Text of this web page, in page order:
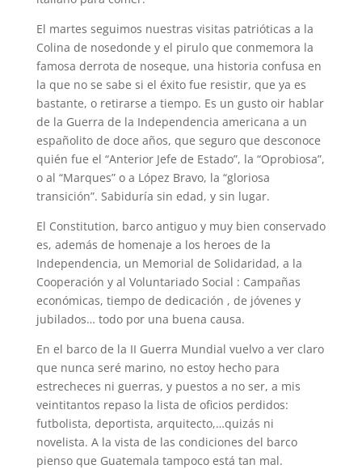
El martes seguimos nuestras visitas patrióticas a la
Colina de nosedonde y el pirulo que conmemora la
famosa derrota de noseque, una historia confusa en
la que no se sabe si el éxito fue resistir, que ya es
bastante, o retirarse a tiempo. Es un gusto oir hablar
de la Guerra de la Independencia americana a un
españolito de doce años, que seguro que desconoce
quién fue el “Anterior Jefe de Estado”, la “Oprobiosa”,
o al “Marques” o a López Bravo, la “gloriosa
transición”. Sabiduría sin edad, y sin lugar.
El Constitution, barco antiguo y muy bien conservado
es, además de homenaje a los heroes de la
Independencia, un Memorial de Solidaridad, a la
Cooperación y al Voluntariado Social : Campañas
económicas, tiempo de dedicación , de jóvenes y
jubilados… todo por una buena causa.
En el barco de la II Guerra Mundial vuelvo a ver claro
que nunca seré marino, no estoy hecho para
estrecheces ni guerras, y puestos a no ser, a mis
veintitantos repaso la lista de oficios perdidos:
futbolista, deportista, arquitecto,…quizás ni
novelista. A la vista de las condiciones del barco
pienso que Guatemala tampoco está tan mal.